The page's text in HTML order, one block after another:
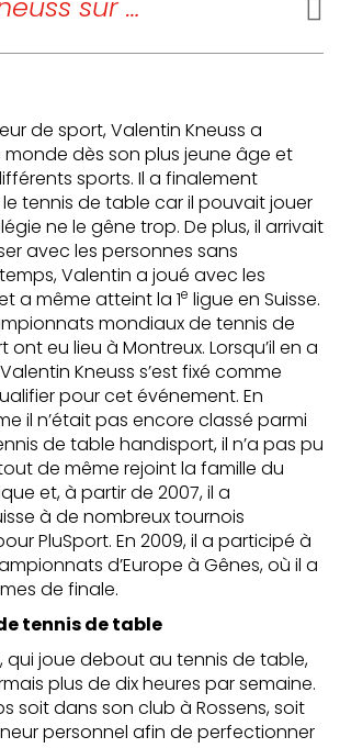
sur …
de sport, Valentin Kneuss a
dès son plus jeune âge et
sports. Il a finalement
tennis de table car il pouvait jouer
ne le gêne trop. De plus, il arrivait
avec les personnes sans
Valentin a joué avec les
a même atteint la 1e ligue en Suisse.
mondiaux de tennis de
eu lieu à Montreux. Lorsqu’il en a
Kneuss s’est fixé comme
pour cet événement. En
il n’était pas encore classé parmi
de table handisport, il n’a pas pu
de même rejoint la famille du
et, à partir de 2007, il a
à de nombreux tournois
PluSport. En 2009, il a participé à
d’Europe à Gênes, où il a
de finale.
tennis de table
qui joue debout au tennis de table,
plus de dix heures par semaine.
soit dans son club à Rossens, soit
personnel afin de perfectionner